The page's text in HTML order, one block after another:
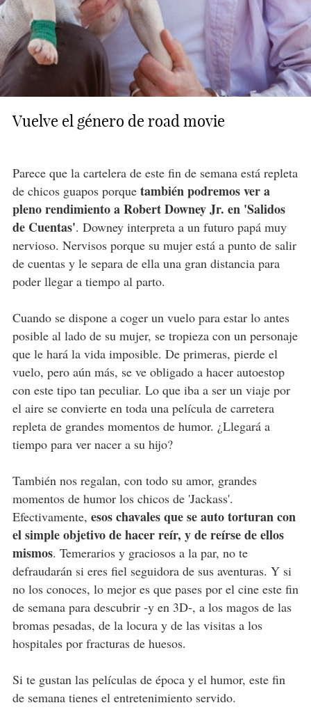
Vuelve el género de road movie
Parece que la cartelera de este fin de semana está repleta
de chicos guapos porque también podremos ver a
pleno rendimiento a Robert Downey Jr. en 'Salidos
de Cuentas'. Downey interpreta a un futuro papá muy
nervioso. Nervisos porque su mujer está a punto de salir
de cuentas y le separa de ella una gran distancia para
poder llegar a tiempo al parto.
Cuando se dispone a coger un vuelo para estar lo antes
posible al lado de su mujer, se tropieza con un personaje
que le hará la vida imposible. De primeras, pierde el
vuelo, pero aún más, se ve obligado a hacer autoestop
con este tipo tan peculiar. Lo que iba a ser un viaje por
el aire se convierte en toda una película de carretera
repleta de grandes momentos de humor. ¿Llegará a
tiempo para ver nacer a su hijo?
También nos regalan, con todo su amor, grandes
momentos de humor los chicos de 'Jackass'.
Efectivamente, esos chavales que se auto torturan con
el simple objetivo de hacer reír, y de reírse de ellos
mismos. Temerarios y graciosos a la par, no te
defraudarán si eres fiel seguidora de sus aventuras. Y si
no los conoces, lo mejor es que pases por el cine este fin
de semana para descubrir -y en 3D-, a los magos de las
bromas pesadas, de la locura y de las visitas a los
hospitales por fracturas de huesos.
Si te gustan las películas de época y el humor, este fin
de semana tienes el entretenimiento servido.